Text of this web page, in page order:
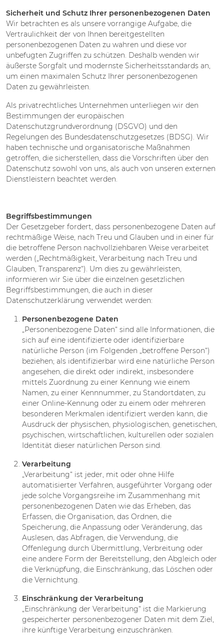
Sicherheit und Schutz Ihrer personenbezogenen Daten
Wir betrachten es als unsere vorrangige Aufgabe, die
Vertraulichkeit der von Ihnen bereitgestellten
personenbezogenen Daten zu wahren und diese vor
unbefugten Zugriffen zu schützen. Deshalb wenden wir
äußerste Sorgfalt und modernste Sicherheitsstandards an,
um einen maximalen Schutz Ihrer personenbezogenen
Daten zu gewährleisten.
Als privatrechtliches Unternehmen unterliegen wir den
Bestimmungen der europäischen
Datenschutzgrundverordnung (DSGVO) und den
Regelungen des Bundesdatenschutzgesetzes (BDSG). Wir
haben technische und organisatorische Maßnahmen
getroffen, die sicherstellen, dass die Vorschriften über den
Datenschutz sowohl von uns, als auch von unseren externen
Dienstleistern beachtet werden.
Begriffsbestimmungen
Der Gesetzgeber fordert, dass personenbezogene Daten auf
rechtmäßige Weise, nach Treu und Glauben und in einer für
die betroffene Person nachvollziehbaren Weise verarbeitet
werden („Rechtmäßigkeit, Verarbeitung nach Treu und
Glauben, Transparenz“). Um dies zu gewährleisten,
informieren wir Sie über die einzelnen gesetzlichen
Begriffsbestimmungen, die auch in dieser
Datenschutzerklärung verwendet werden:
Personenbezogene Daten
„Personenbezogene Daten“ sind alle Informationen, die
sich auf eine identifizierte oder identifizierbare
natürliche Person (im Folgenden „betroffene Person“)
beziehen; als identifizierbar wird eine natürliche Person
angesehen, die direkt oder indirekt, insbesondere
mittels Zuordnung zu einer Kennung wie einem
Namen, zu einer Kennnummer, zu Standortdaten, zu
einer Online-Kennung oder zu einem oder mehreren
besonderen Merkmalen identifiziert werden kann, die
Ausdruck der physischen, physiologischen, genetischen,
psychischen, wirtschaftlichen, kulturellen oder sozialen
Identität dieser natürlichen Person sind.
Verarbeitung
„Verarbeitung“ ist jeder, mit oder ohne Hilfe
automatisierter Verfahren, ausgeführter Vorgang oder
jede solche Vorgangsreihe im Zusammenhang mit
personenbezogenen Daten wie das Erheben, das
Erfassen, die Organisation, das Ordnen, die
Speicherung, die Anpassung oder Veränderung, das
Auslesen, das Abfragen, die Verwendung, die
Offenlegung durch Übermittlung, Verbreitung oder
eine andere Form der Bereitstellung, den Abgleich oder
die Verknüpfung, die Einschränkung, das Löschen oder
die Vernichtung.
Einschränkung der Verarbeitung
„Einschränkung der Verarbeitung“ ist die Markierung
gespeicherter personenbezogener Daten mit dem Ziel,
ihre künftige Verarbeitung einzuschränken.